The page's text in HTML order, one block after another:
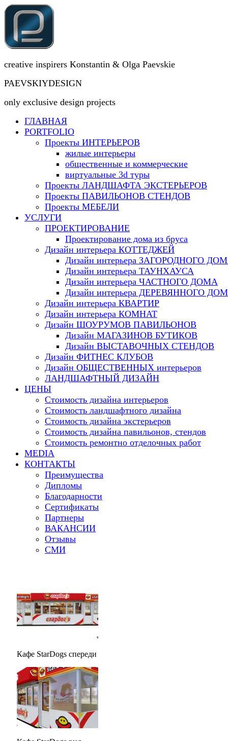
creative inspirers Konstantin & Olga Paevskie
PAEVSKIYDESIGN
only exclusive design projects
ГЛАВНАЯ
PORTFOLIO
Проекты ИНТЕРЬЕРОВ
жилые интерьеры
общественные и коммерческие
виртуальные 3d туры
Проекты ЛАНДШАФТА ЭКСТЕРЬЕРОВ
Проекты ПАВИЛЬОНОВ СТЕНДОВ
Проекты МЕБЕЛИ
УСЛУГИ
ПРОЕКТИРОВАНИЕ
Проектирование дома из бруса
Дизайн интерьера КОТТЕДЖЕЙ
Дизайн интерьера ЗАГОРОДНОГО
Дизайн интерьера ТАУНХАУСА
Дизайн интерьера ЧАСТНОГО ДОМА
Дизайн интерьера ДЕРЕВЯННОГО
Дизайн интерьера КВАРТИР
Дизайн интерьера КОМНАТ
Дизайн ШОУРУМОВ ПАВИЛЬОНОВ
Дизайн МАГАЗИНОВ БУТИКОВ
Дизайн ВЫСТАВОЧНЫХ СТЕНДОВ
Дизайн ФИТНЕС КЛУБОВ
Дизайн ОБЩЕСТВЕННЫХ интерьеров
ЛАНДШАФТНЫЙ ДИЗАЙН
ЦЕНЫ
Стоимость дизайна интерьеров
Стоимость ландшафтного дизайна
Стоимость дизайна экстерьеров
Стоимость дизайна павильонов, стендов
Стоимость ремонтно отделочных работ
MEDIA
КОНТАКТЫ
Преимущества
Дипломы
Благодарности
Сертификаты
Партнеры
ВАКАНСИИ
Отзывы
СМИ
Кафе StarDogs спереди